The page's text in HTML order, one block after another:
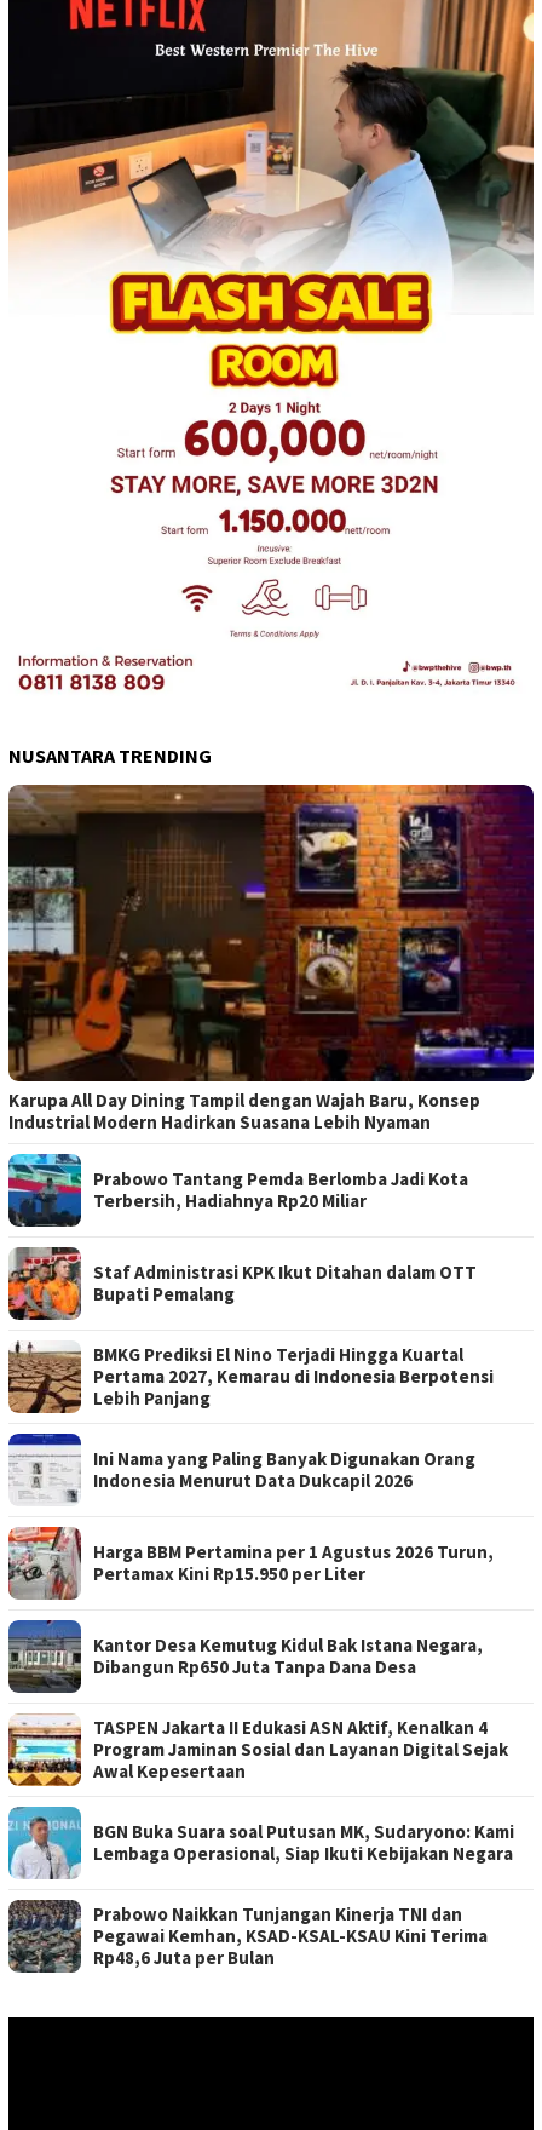
NUSANTARA TRENDING
Karupa All Day Dining Tampil dengan Wajah Baru, Konsep
Industrial Modern Hadirkan Suasana Lebih Nyaman
Prabowo Tantang Pemda Berlomba Jadi Kota
Terbersih, Hadiahnya Rp20 Miliar
Staf Administrasi KPK Ikut Ditahan dalam OTT
Bupati Pemalang
BMKG Prediksi El Nino Terjadi Hingga Kuartal
Pertama 2027, Kemarau di Indonesia Berpotensi
Lebih Panjang
Ini Nama yang Paling Banyak Digunakan Orang
Indonesia Menurut Data Dukcapil 2026
Harga BBM Pertamina per 1 Agustus 2026 Turun,
Pertamax Kini Rp15.950 per Liter
Kantor Desa Kemutug Kidul Bak Istana Negara,
Dibangun Rp650 Juta Tanpa Dana Desa
TASPEN Jakarta II Edukasi ASN Aktif, Kenalkan 4
Program Jaminan Sosial dan Layanan Digital Sejak
Awal Kepesertaan
BGN Buka Suara soal Putusan MK, Sudaryono: Kami
Lembaga Operasional, Siap Ikuti Kebijakan Negara
Prabowo Naikkan Tunjangan Kinerja TNI dan
Pegawai Kemhan, KSAD-KSAL-KSAU Kini Terima
Rp48,6 Juta per Bulan